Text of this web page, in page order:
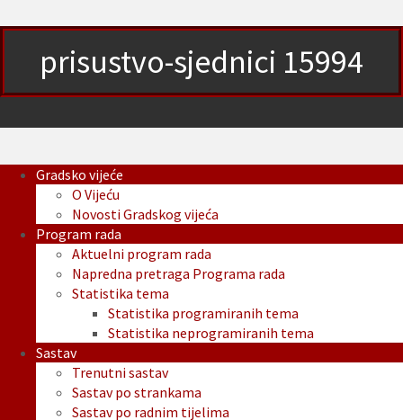
prisustvo-sjednici 15994
Gradsko vijeće
O Vijeću
Novosti Gradskog vijeća
Program rada
Aktuelni program rada
Napredna pretraga Programa rada
Statistika tema
Statistika programiranih tema
Statistika neprogramiranih tema
Sastav
Trenutni sastav
Sastav po strankama
Sastav po radnim tijelima